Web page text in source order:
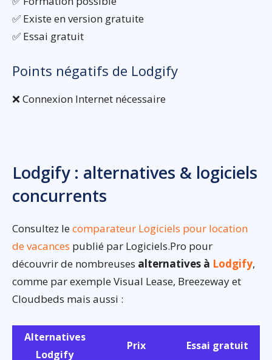
✅ Existe en version gratuite
✅ Essai gratuit
Points négatifs de Lodgify
❌ Connexion Internet nécessaire
Lodgify : alternatives & logiciels
concurrents
Consultez lecomparateur Logiciels pour location
de vacances publié par Logiciels.Pro pour
découvrir de nombreuses alternatives à Lodgify,
comme par exemple Visual Lease, Breezeway et
Cloudbeds mais aussi :
Alternatives
Lodgify
Prix Essai gratuit